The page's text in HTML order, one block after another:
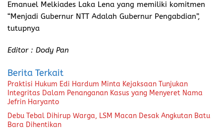
Emanuel Melkiades Laka Lena yang memiliki komitmen
“Menjadi Gubernur NTT Adalah Gubernur Pengabdian”,
tutupnya
Editor : Dody Pan
Berita Terkait
Praktisi Hukum Edi Hardum Minta Kejaksaan Tunjukan
Integritas Dalam Penanganan Kasus yang Menyeret Nama
Jefrin Haryanto
Debu Tebal Dihirup Warga, LSM Macan Desak Angkutan Batu
Bara Dihentikan